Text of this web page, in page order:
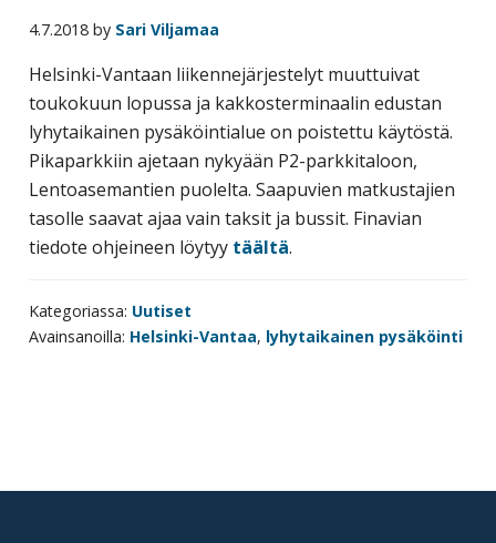
tarjoavien
yritysten
järjestö,
jonka
tehtävä
on
edistää
hyvää
kustannus­
tehokasta
4.7.2018by Sari Viljamaa
Helsinki-Vantaan liikennejärjestelyt muuttuivat
toukokuun lopussa ja kakkosterminaalin edustan
lyhytaikainen pysäköintialue on poistettu käytöstä.
Pikaparkkiin ajetaan nykyään P2-parkkitaloon,
Lentoasemantien puolelta. Saapuvien matkustajien
tasolle saavat ajaa vain taksit ja bussit. Finavian
tiedote ohjeineen löytyy täältä.
Kategoriassa: Uutiset
Avainsanoilla: Helsinki-Vantaa, lyhytaikainen pysäköinti